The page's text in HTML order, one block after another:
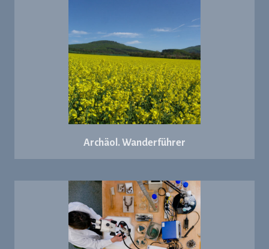
Archäol. Wanderführer